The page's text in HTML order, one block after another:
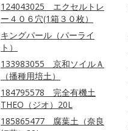
124043025 エクセルトレ
ー４０６穴(1箱３０枚）
キングパール（パーライ
ト）
133983055 京和ソイルＡ
（播種用培土）
184795578 完全有機土
THEO（ジオ）20L
185865477 腐葉土（奈良